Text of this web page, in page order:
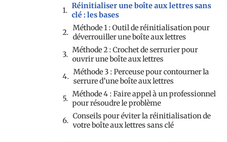
Réinitialiser une boîte aux lettres sans
clé : les bases
Méthode 1 : Outil de réinitialisation pour
déverrouiller une boîte aux lettres
Méthode 2 : Crochet de serrurier pour
ouvrir une boîte aux lettres
Méthode 3 : Perceuse pour contourner la
serrure d’une boîte aux lettres
Méthode 4 : Faire appel à un professionnel
pour résoudre le problème
Conseils pour éviter la réinitialisation de
votre boîte aux lettres sans clé